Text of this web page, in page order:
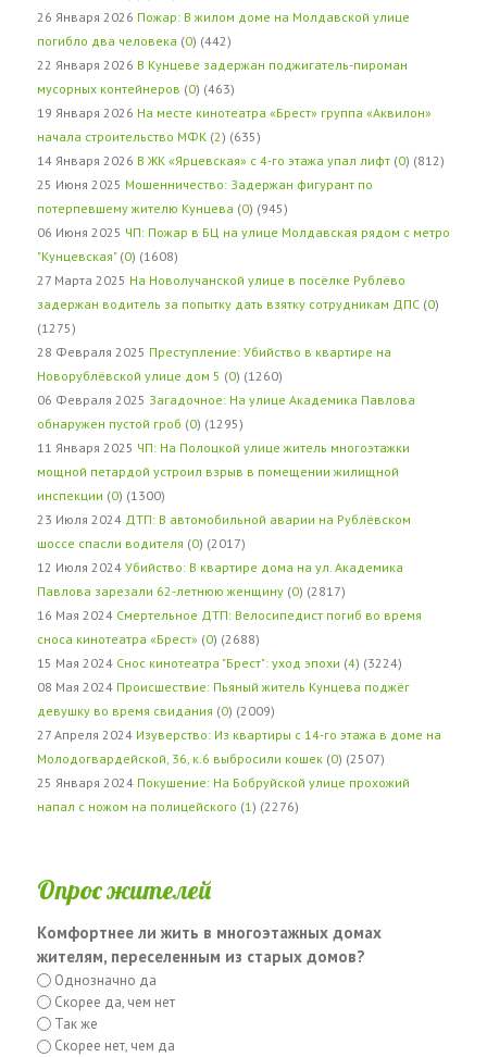
26 Января 2026 Пожар: В жилом доме на Молдавской улице
погибло два человека (0) (442)
22 Января 2026 В Кунцеве задержан поджигатель-пироман
мусорных контейнеров (0) (463)
19 Января 2026 На месте кинотеатра «Брест» группа «Аквилон»
начала строительство МФК (2) (635)
14 Января 2026 В ЖК «Ярцевская» с 4-го этажа упал лифт (0) (812)
25 Июня 2025 Мошенничество: Задержан фигурант по
потерпевшему жителю Кунцева (0) (945)
06 Июня 2025 ЧП: Пожар в БЦ на улице Молдавская рядом с метро
"Кунцевская" (0) (1608)
27 Марта 2025 На Новолучанской улице в посёлке Рублёво
задержан водитель за попытку дать взятку сотрудникам ДПС (0)
(1275)
28 Февраля 2025 Преступление: Убийство в квартире на
Новорублёвской улице дом 5 (0) (1260)
06 Февраля 2025 Загадочное: На улице Академика Павлова
обнаружен пустой гроб (0) (1295)
11 Января 2025 ЧП: На Полоцкой улице житель многоэтажки
мощной петардой устроил взрыв в помещении жилищной
инспекции (0) (1300)
23 Июля 2024 ДТП: В автомобильной аварии на Рублёвском
шоссе спасли водителя (0) (2017)
12 Июля 2024 Убийство: В квартире дома на ул. Академика
Павлова зарезали 62-летнюю женщину (0) (2817)
16 Мая 2024 Смертельное ДТП: Велосипедист погиб во время
сноса кинотеатра «Брест» (0) (2688)
15 Мая 2024 Снос кинотеатра "Брест": уход эпохи (4) (3224)
08 Мая 2024 Происшествие: Пьяный житель Кунцева поджёг
девушку во время свидания (0) (2009)
27 Апреля 2024 Изуверство: Из квартиры с 14-го этажа в доме на
Молодогвардейской, 36, к.6 выбросили кошек (0) (2507)
25 Января 2024 Покушение: На Бобруйской улице прохожий
напал с ножом на полицейского (1 ) (2276)
Опрос жителей
Комфортнее ли жить в многоэтажных домах
жителям, переселенным из старых домов?
Однозначно да
Скорее да, чем нет
Так же
Скорее нет, чем да